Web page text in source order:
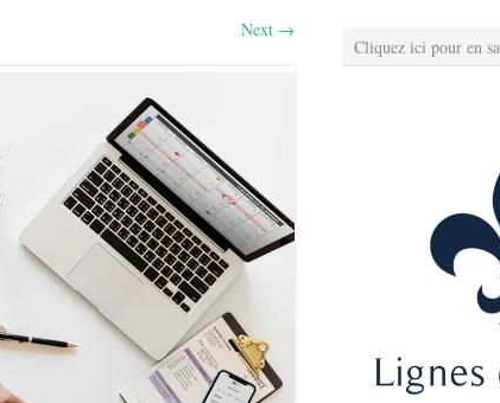
Next →
Cliquez ici pour en